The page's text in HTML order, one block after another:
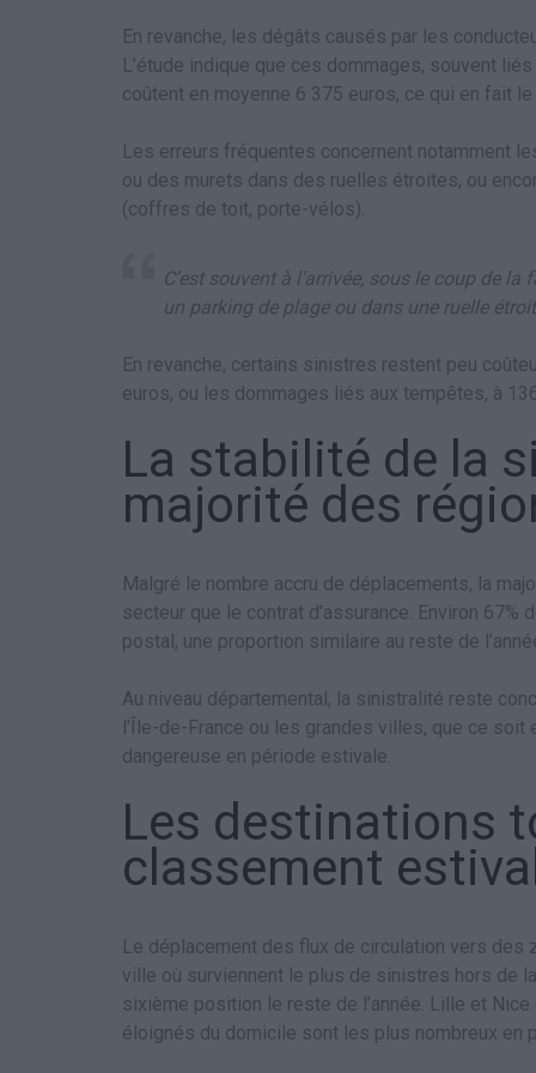
En revanche, les dégâts causés par les
L’étude indique que ces dommages, souvent
coûtent en moyenne 6 375 euros, ce qui en fait
Les erreurs fréquentes concernent notamment
ou des murets dans des ruelles étroites, ou
(coffres de toit, porte-vélos).
C’est souvent à l’arrivée, sous le coup de
un parking de plage ou dans une ruelle
En revanche, certains sinistres restent peu
euros, ou les dommages liés aux tempêtes, à
La stabilité de la
majorité des
Malgré le nombre accru de déplacements, la
secteur que le contrat d’assurance. Environ
postal, une proportion similaire au reste de
Au niveau départemental, la sinistralité reste
l’Île-de-France ou les grandes villes, que ce
dangereuse en période estivale.
Les destinations
classement estival
Le déplacement des flux de circulation vers
ville où surviennent le plus de sinistres hors de la
sixième position le reste de l’année. Lille et
éloignés du domicile sont les plus nombreux en